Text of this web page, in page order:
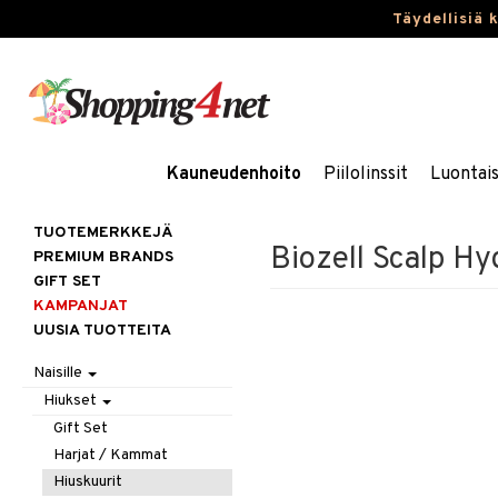
Täydellisiä
Kauneudenhoito Piilolinssit
Biozell Scalp
TUOTEMERKKEJÄ
PREMIUM BRANDS
GIFT SET
KAMPANJAT
UUSIA TUOTTEITA
Naisille
Hiukset
Gift Set
Harjat / Kammat
Hiuskuurit